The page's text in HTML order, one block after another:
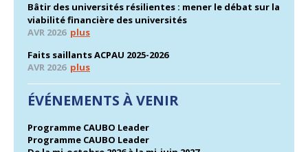
Bâtir des universités résilientes : mener le débat sur la
viabilité financière des universités
AVR 2026 plus
Faits saillants ACPAU 2025-2026
AVR 2026 plus
ÉVÉNEMENTS À VENIR
Programme CAUBO Leader
Programme CAUBO Leader